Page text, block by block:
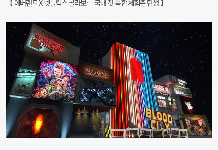
【 에버랜드 X 넷플릭스 콜라보… 국내 첫 복합 체험존 탄생 】